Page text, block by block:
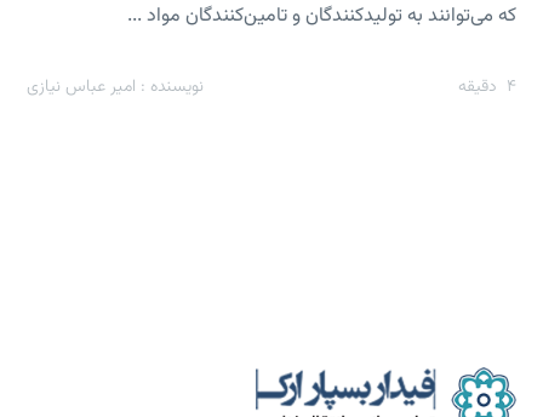
که می‌توانند به تولیدکنندگان و تامین‌کنندگان مواد ...
4 دقیقه نویسنده : امیر عباس نیازی